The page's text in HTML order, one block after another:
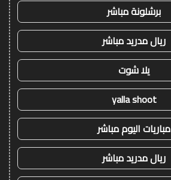
برشلونة مباشر
ريال مدريد مباشر
يلا شوت
yalla shoot
مباريات اليوم مباشر
ريال مدريد مباشر